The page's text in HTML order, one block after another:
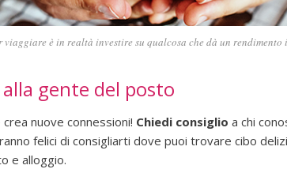
viaggiare è in realtà investire su qualcosa che dà un rendimento
gente del posto
nuove connessioni! Chiedi consiglio a chi
felici di consigliarti dove puoi trovare cibo
e alloggio.